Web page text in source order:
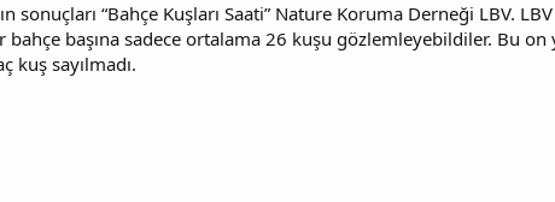
sonuçları “Bahçe Kuşları Saati” Nature Koruma Derneği LBV.
bahçe başına sadece ortalama 26 kuşu gözlemleyebildiler. Bu
kuş sayılmadı.